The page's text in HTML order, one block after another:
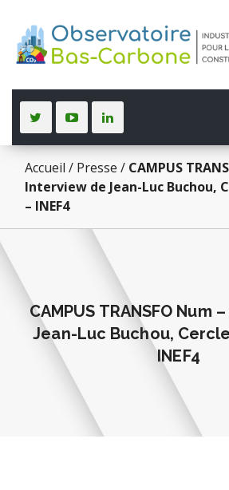
Accueil / Presse / CAMPUS
Interview de Jean-Luc Buchou,
– INEF4
CAMPUS TRANSFO Num
Jean-Luc Buchou,
INEF4